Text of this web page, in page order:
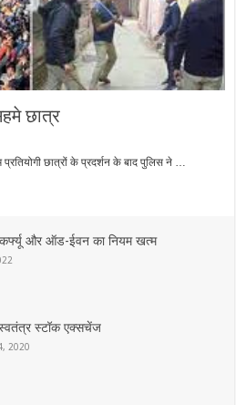
छात्र
छात्रों के प्रदर्शन के बाद पुलिस ने …
कर्फ्यू और ऑड-ईवन का नियम खत्म
स्टॉक एक्सचेंज
2020